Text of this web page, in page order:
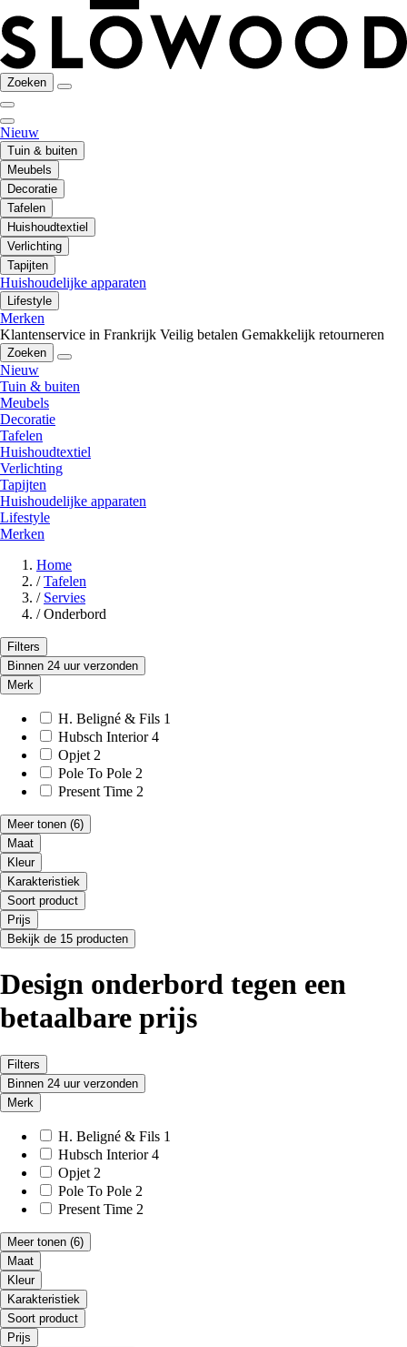
Zoeken
Nieuw
Tuin & buiten
Meubels
Decoratie
Tafelen
Huishoudtextiel
Verlichting
Tapijten
Huishoudelijke apparaten
Lifestyle
Merken
Klantenservice in Frankrijk Veilig betalen Gemakkelijk retourneren
Zoeken
Nieuw
Tuin & buiten
Meubels
Decoratie
Tafelen
Huishoudtextiel
Verlichting
Tapijten
Huishoudelijke apparaten
Lifestyle
Merken
Home
/ Tafelen
/ Servies
/ Onderbord
Filters
Binnen 24 uur verzonden
Merk
H. Beligné & Fils 1
Hubsch Interior 4
Opjet 2
Pole To Pole 2
Present Time 2
Meer tonen (6)
Maat
Kleur
Karakteristiek
Soort product
Prijs
Bekijk de 15 producten
Design onderbord tegen een
betaalbare prijs
Filters
Binnen 24 uur verzonden
Merk
H. Beligné & Fils 1
Hubsch Interior 4
Opjet 2
Pole To Pole 2
Present Time 2
Meer tonen (6)
Maat
Kleur
Karakteristiek
Soort product
Prijs